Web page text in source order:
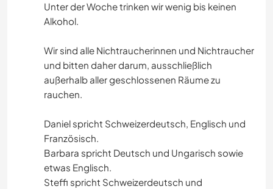
Unter der Woche trinken wir wenig bis keinen
Alkohol.
Wir sind alle Nichtraucherinnen und Nichtraucher
und bitten daher darum, ausschließlich
außerhalb aller geschlossenen Räume zu
rauchen.
Daniel spricht Schweizerdeutsch, Englisch und
Französisch.
Barbara spricht Deutsch und Ungarisch sowie
etwas Englisch.
Steffi spricht Schweizerdeutsch und